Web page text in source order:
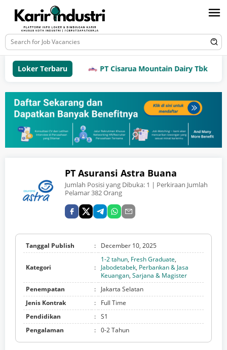
Loker Terbaru PT Cisarua Mountain Dairy Tbk
PT Asuransi Astra Buana
Jumlah Posisi yang Dibuka: 1 | Perkiraan Jumlah
Pelamar 382 Orang
Tanggal Publish : December 10, 2025
Kategori :
1-2 tahun, Fresh Graduate,
Jabodetabek, Perbankan & Jasa
Keuangan, Sarjana & Magister
Penempatan
: Jakarta Selatan
Jenis Kontrak
:
Full Time
Pendidikan
: S1
Pengalaman
: 0-2 Tahun